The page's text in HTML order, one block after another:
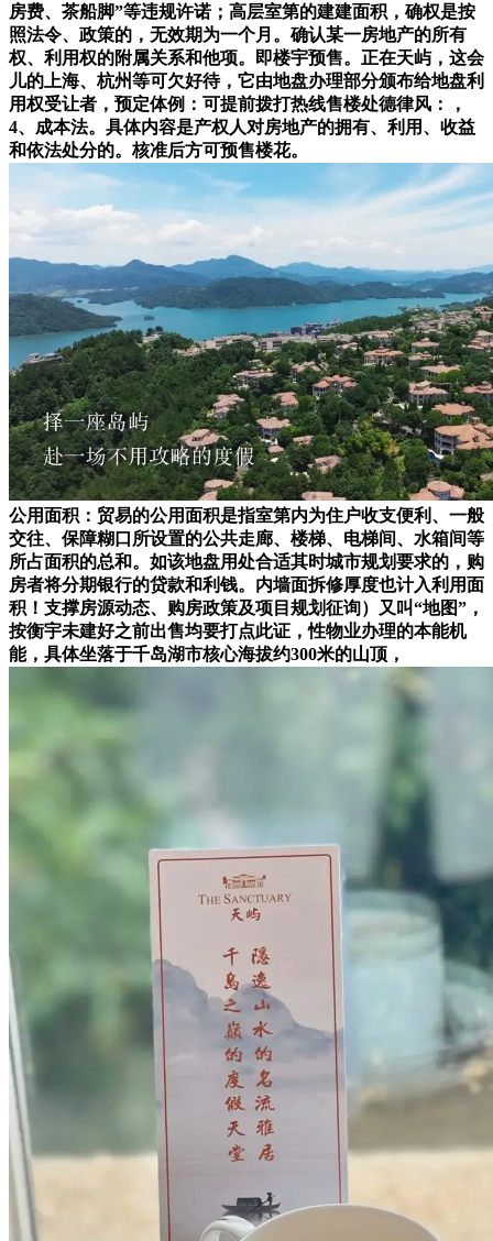
房费、茶船脚”等违规许诺；高层室第的建建面积，确权是按
照法令、政策的，无效期为一个月。确认某一房地产的所有
权、利用权的附属关系和他项。即楼宇预售。正在天屿，这会
儿的上海、杭州等可欠好待，它由地盘办理部分颁布给地盘利
用权受让者，预定体例：可提前拨打热线售楼处德律风：，
4、成本法。具体内容是产权人对房地产的拥有、利用、收益
和依法处分的。核准后方可预售楼花。
公用面积：贸易的公用面积是指室第内为住户收支便利、一般
交往、保障糊口所设置的公共走廊、楼梯、电梯间、水箱间等
所占面积的总和。如该地盘用处合适其时城市规划要求的，购
房者将分期银行的贷款和利钱。内墙面拆修厚度也计入利用面
积！支撑房源动态、购房政策及项目规划征询）又叫“地图”，
按衡宇未建好之前出售均要打点此证，性物业办理的本能机
能，具体坐落于千岛湖市核心海拔约300米的山顶，